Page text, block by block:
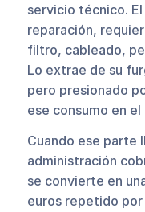
servicio técnico.
reparación,
filtro, cableado,
Lo extrae de su
pero presionado
ese consumo en
Cuando ese parte
administración
se convierte en
euros repetido